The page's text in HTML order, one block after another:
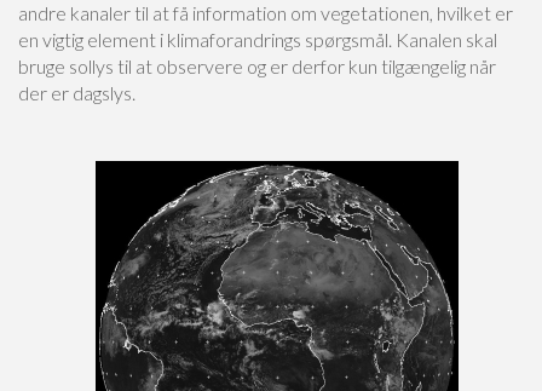
andre kanaler til at få information om vegetationen, hvilket er
en vigtig element i klimaforandrings spørgsmål. Kanalen skal
bruge sollys til at observere og er derfor kun tilgængelig når
der er dagslys.